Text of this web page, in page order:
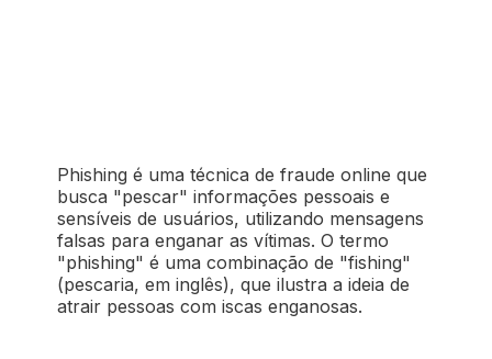
Phishing é uma técnica de fraude online que
busca "pescar" informações pessoais e
sensíveis de usuários, utilizando mensagens
falsas para enganar as vítimas. O termo
"phishing" é uma combinação de "fishing"
(pescaria, em inglês), que ilustra a ideia de
atrair pessoas com iscas enganosas.